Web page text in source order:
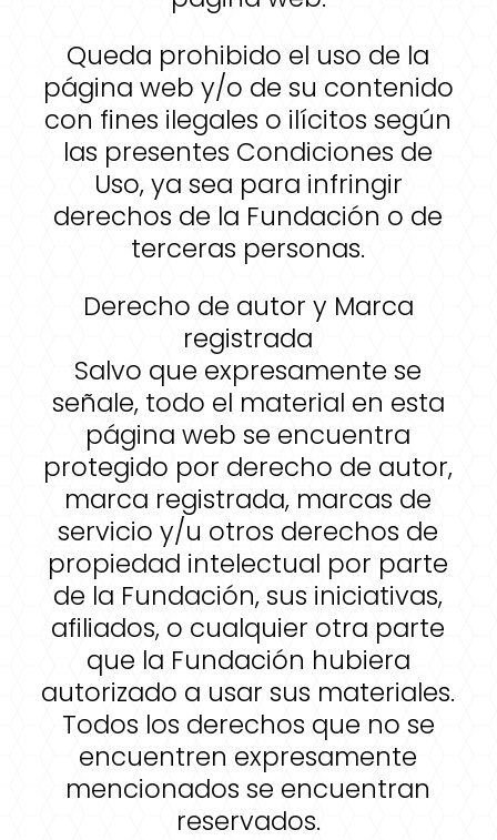
Queda prohibido el uso de la
página web y/o de su contenido
con fines ilegales o ilícitos según
las presentes Condiciones de
Uso, ya sea para infringir
derechos de la Fundación o de
terceras personas.
Derecho de autor y Marca
registrada
Salvo que expresamente se
señale, todo el material en esta
página web se encuentra
protegido por derecho de autor,
marca registrada, marcas de
servicio y/u otros derechos de
propiedad intelectual por parte
de la Fundación, sus iniciativas,
afiliados, o cualquier otra parte
que la Fundación hubiera
autorizado a usar sus materiales.
Todos los derechos que no se
encuentren expresamente
mencionados se encuentran
reservados.